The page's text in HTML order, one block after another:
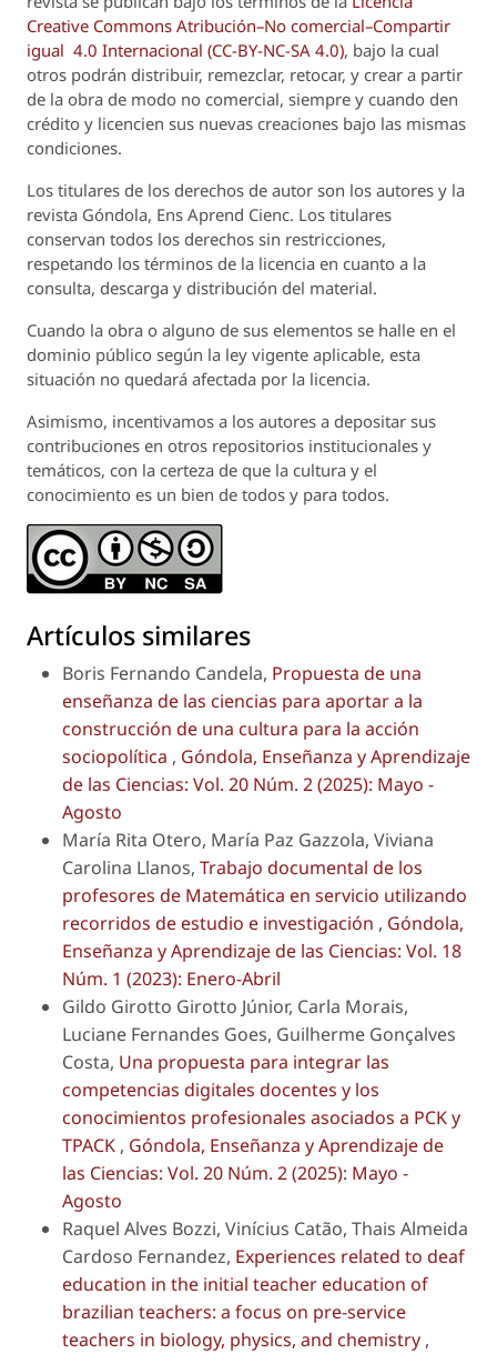
Creative Commons Atribución–No comercial–Compartir
igual 4.0 Internacional (CC-BY-NC-SA 4.0), bajo la cual
otros podrán distribuir, remezclar, retocar, y crear a partir
de la obra de modo no comercial, siempre y cuando den
crédito y licencien sus nuevas creaciones bajo las mismas
condiciones.
Los titulares de los derechos de autor son los autores y la
revista Góndola, Ens Aprend Cienc. Los titulares
conservan todos los derechos sin restricciones,
respetando los términos de la licencia en cuanto a la
consulta, descarga y distribución del material.
Cuando la obra o alguno de sus elementos se halle en el
dominio público según la ley vigente aplicable, esta
situación no quedará afectada por la licencia.
Asimismo, incentivamos a los autores a depositar sus
contribuciones en otros repositorios institucionales y
temáticos, con la certeza de que la cultura y el
conocimiento es un bien de todos y para todos.
Artículos similares
Boris Fernando Candela, Propuesta de una
enseñanza de las ciencias para aportar a la
construcción de una cultura para la acción
sociopolítica , Góndola, Enseñanza y Aprendizaje
de las Ciencias: Vol. 20 Núm. 2 (2025): Mayo -
Agosto
María Rita Otero, María Paz Gazzola, Viviana
Carolina Llanos, Trabajo documental de los
profesores de Matemática en servicio utilizando
recorridos de estudio e investigación , Góndola,
Enseñanza y Aprendizaje de las Ciencias: Vol. 18
Núm. 1 (2023): Enero-Abril
Gildo Girotto Girotto Júnior, Carla Morais,
Luciane Fernandes Goes, Guilherme Gonçalves
Costa, Una propuesta para integrar las
competencias digitales docentes y los
conocimientos profesionales asociados a PCK y
TPACK , Góndola, Enseñanza y Aprendizaje de
las Ciencias: Vol. 20 Núm. 2 (2025): Mayo -
Agosto
Raquel Alves Bozzi, Vinícius Catão, Thais Almeida
Cardoso Fernandez, Experiences related to deaf
education in the initial teacher education of
brazilian teachers: a focus on pre-service
teachers in biology, physics, and chemistry ,